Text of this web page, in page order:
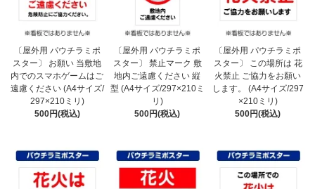
〔屋外用 パウチラミポ
スター〕 お願い 当敷地
内でのスマホゲームはご
遠慮ください (A4サイズ/
297×210ミリ)
500円(税込)
〔屋外用 パウチラミポ
スター〕 禁止マーク 敷
地内ご遠慮ください 縦
型 (A4サイズ/297×210ミ
リ)
500円(税込)
〔屋外用 パウチラミポ
スター〕 この場所は 花
火禁止 ご協力をお願い
します。 (A4サイズ/297
×210ミリ)
500円(税込)